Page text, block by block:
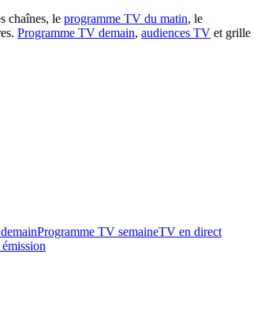
chaînes, le programme TV du matin, le
Programme TV demain, audiences TV et grille
Programme TV semaineTV en direct